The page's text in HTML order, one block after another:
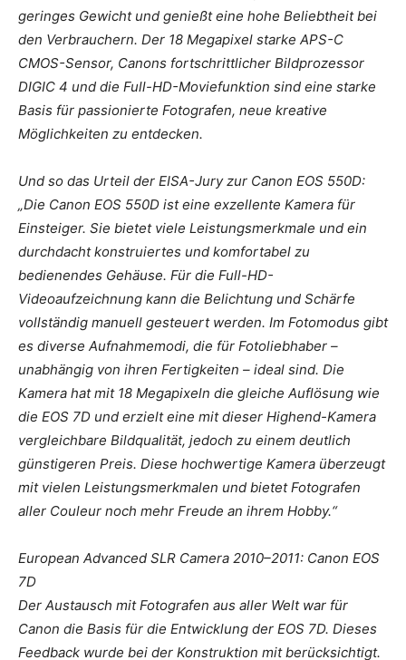
geringes Gewicht und genießt eine hohe Beliebtheit bei
den Verbrauchern. Der 18 Megapixel starke APS-C
CMOS-Sensor, Canons fortschrittlicher Bildprozessor
DIGIC 4 und die Full-HD-Moviefunktion sind eine starke
Basis für passionierte Fotografen, neue kreative
Möglichkeiten zu entdecken.
Und so das Urteil der EISA-Jury zur Canon EOS 550D:
„Die Canon EOS 550D ist eine exzellente Kamera für
Einsteiger. Sie bietet viele Leistungsmerkmale und ein
durchdacht konstruiertes und komfortabel zu
bedienendes Gehäuse. Für die Full-HD-
Videoaufzeichnung kann die Belichtung und Schärfe
vollständig manuell gesteuert werden. Im Fotomodus gibt
es diverse Aufnahmemodi, die für Fotoliebhaber –
unabhängig von ihren Fertigkeiten – ideal sind. Die
Kamera hat mit 18 Megapixeln die gleiche Auflösung wie
die EOS 7D und erzielt eine mit dieser Highend-Kamera
vergleichbare Bildqualität, jedoch zu einem deutlich
günstigeren Preis. Diese hochwertige Kamera überzeugt
mit vielen Leistungsmerkmalen und bietet Fotografen
aller Couleur noch mehr Freude an ihrem Hobby.“
European Advanced SLR Camera 2010–2011: Canon EOS
7D
Der Austausch mit Fotografen aus aller Welt war für
Canon die Basis für die Entwicklung der EOS 7D. Dieses
Feedback wurde bei der Konstruktion mit berücksichtigt.